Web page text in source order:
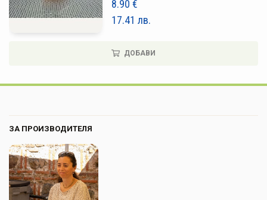
8.90 €
17.41 лв.
ДОБАВИ
ЗА ПРОИЗВОДИТЕЛЯ